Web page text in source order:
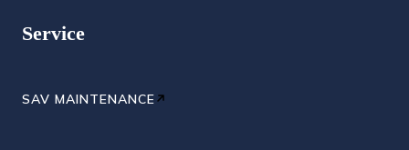
Service
SAV MAINTENANCE